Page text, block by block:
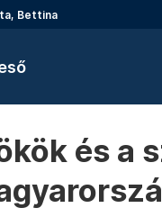
Bettina
és a